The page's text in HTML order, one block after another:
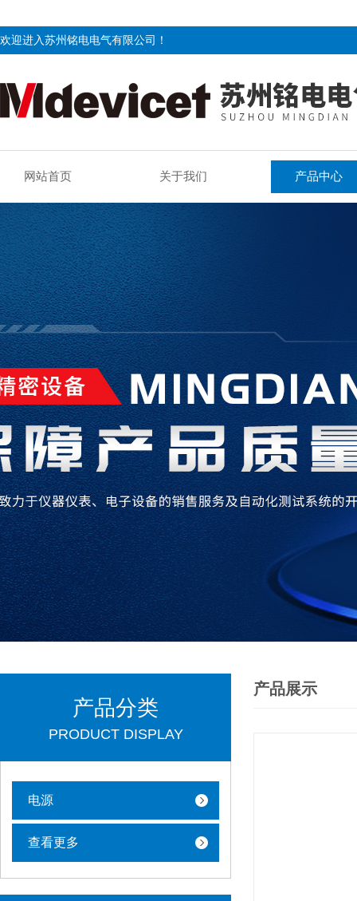
欢迎进入苏州铭电电气有限公司！
网站首页 关于我们 产品中心
产品分类
PRODUCT DISPLAY
电源
查看更多
产品展示